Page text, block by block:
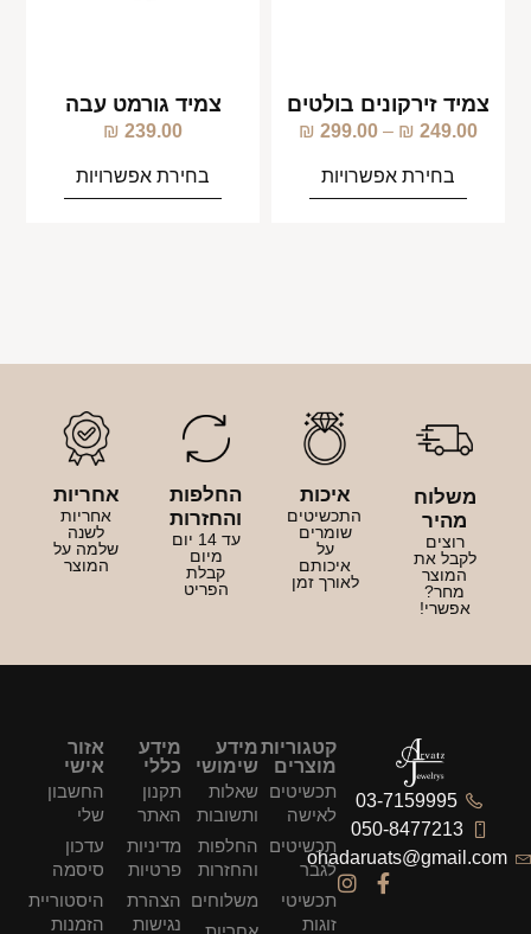
צמיד זירקונים בולטים
249.00
₪
–
299.00
₪
בחירת אפשרויות
צמיד גורמט עבה
239.00
₪
בחירת אפשרויות
משלוח
מהיר
רוצים
לקבל את
המוצר
מחר?
אפשרי!
איכות
התכשיטים
שומרים
על
איכותם
לאורך זמן
החלפות
והחזרות
עד 14 יום
מיום
קבלת
הפריט
אחריות
אחריות
לשנה
שלמה על
המוצר
03-7159995
050-8477213
ohadaruats@gmail.com
קטגוריות
מוצרים
תכשיטים
לאישה
תכשיטים
לגבר
תכשיטי
זוגות
מידע
שימושי
שאלות
ותשובות
החלפות
והחזרות
משלוחים
מידע
כללי
תקנון
האתר
מדיניות
פרטיות
הצהרת
נגישות
אזור
אישי
החשבון
שלי
עדכון
סיסמה
היסטוריית
הזמנות